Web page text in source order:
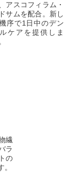
アスコフィラム・
サムを配合。新し
序で1日中のデン
ケアを提供しま
繊
ラ
の